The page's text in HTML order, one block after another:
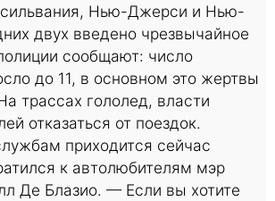
Нью-Джерси и Нью-
двух введено чрезвычайное
сообщают: число
до 11, в основном это жертвы
трассах гололед, власти
отказаться от поездок.
приходится сейчас
к автолюбителям мэр
Де Блазио. — Если вы хотите